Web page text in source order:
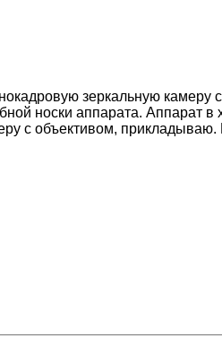
зеркальную камеру
носки аппарата. Аппарат
с объективом,